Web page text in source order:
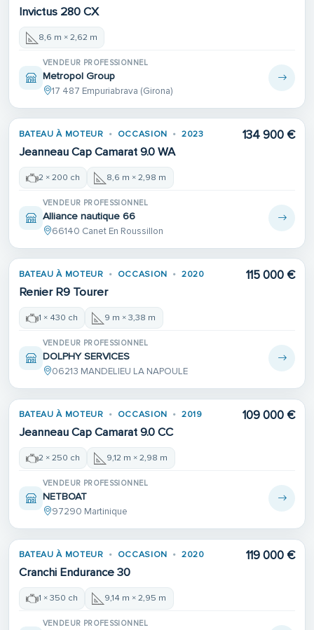
Invictus 280 CX
8,6 m × 2,62 m
VENDEUR PROFESSIONNEL
Metropol Group
17 487 Empuriabrava (Girona)
BATEAU À MOTEUR OCCASION 2023
Jeanneau Cap Camarat 9.0 WA
134 900 €
2 × 200 ch 8,6 m × 2,98 m
VENDEUR PROFESSIONNEL
Alliance nautique 66
66140 Canet En Roussillon
BATEAU À MOTEUR OCCASION 2020
Renier R9 Tourer
115 000 €
1 × 430 ch 9 m × 3,38 m
VENDEUR PROFESSIONNEL
DOLPHY SERVICES
06213 MANDELIEU LA NAPOULE
BATEAU À MOTEUR OCCASION 2019
Jeanneau Cap Camarat 9.0 CC
109 000 €
2 × 250 ch 9,12 m × 2,98 m
VENDEUR PROFESSIONNEL
NETBOAT
97290 Martinique
BATEAU À MOTEUR OCCASION 2020
Cranchi Endurance 30
119 000 €
1 × 350 ch 9,14 m × 2,95 m
VENDEUR PROFESSIONNEL